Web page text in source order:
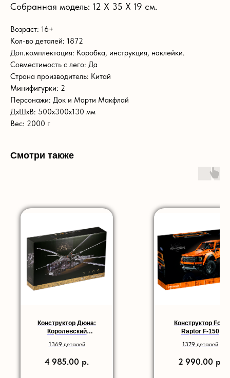
Собранная модель: 12 Х 35 Х 19 см.
Возраст: 16+
Кол-во деталей: 1872
Доп.комплектация: Коробка, инструкция, наклейки.
Совместимость с лего: Да
Страна производитель: Китай
Минифигурки: 2
Персонажи: Док и Марти Макфлай
ДxШxВ: 500x300x130 мм
Вес: 2000 г
Смотри также
Конструктор Дюна:
Королевский
Атрейдесов
1369 деталей
4 985.00 р.
Конструктор Ford
Raptor F-150
1379 деталей
2 990.00 р.